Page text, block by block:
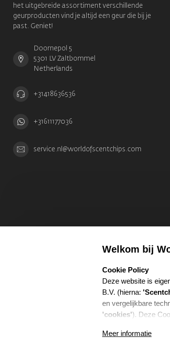
het uitgebreide assortiment verschillende
geurproducten vind je altijd een geur die bij je
past. Geniet!
Doornepol 5
5301 LV Zaltbommel
Netherlands
+31418636536
+31611177036
service.nl@worldofscentchips.com
Welkom bij
select language
Cookie Policy
Deze website is
B.V. (hierna:
en vergelijkbare
'cookies'). Deze
hiervoor
Meer informatie